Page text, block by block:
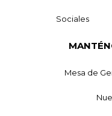
Sociales
Mesa de